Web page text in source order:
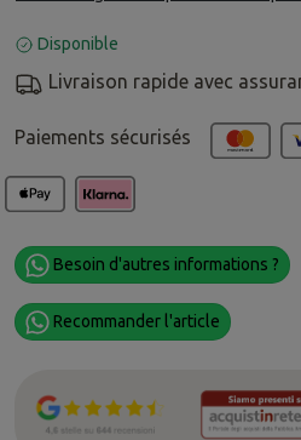
Disponible
Livraison rapide avec
Paiements sécurisés
Besoin d'autres informations ?
Recommander l'article